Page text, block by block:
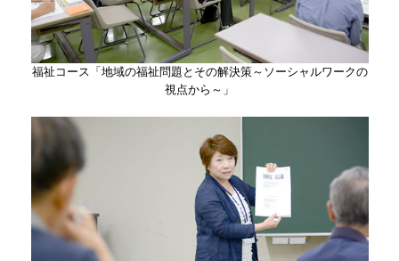
福祉コース「地域の福祉問題とその解決策～ソーシャルワークの
視点から～」